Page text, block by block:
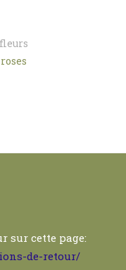
sur cette page:
de-retour/